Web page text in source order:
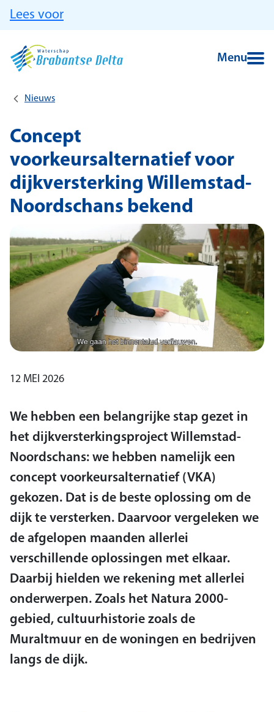
Ga naar hoofdinhoud
Lees voor
Menu
Nieuws
Concept
voorkeursalternatief voor
dijkversterking Willemstad-
Noordschans bekend
12 MEI 2026
We hebben een belangrijke stap gezet in
het dijkversterkingsproject Willemstad-
Noordschans: we hebben namelijk een
concept voorkeursalternatief (VKA)
gekozen. Dat is de beste oplossing om de
dijk te versterken. Daarvoor vergeleken we
de afgelopen maanden allerlei
verschillende oplossingen met elkaar.
Daarbij hielden we rekening met allerlei
onderwerpen. Zoals het Natura 2000-
gebied, cultuurhistorie zoals de
Muraltmuur en de woningen en bedrijven
langs de dijk.